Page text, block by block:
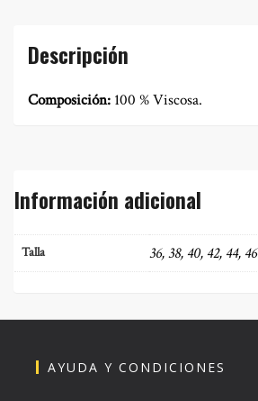
Descripción
Composición: 100 % Viscosa.
Información adicional
Talla 36, 38, 40, 42, 44, 46
AYUDA Y CONDICIONES